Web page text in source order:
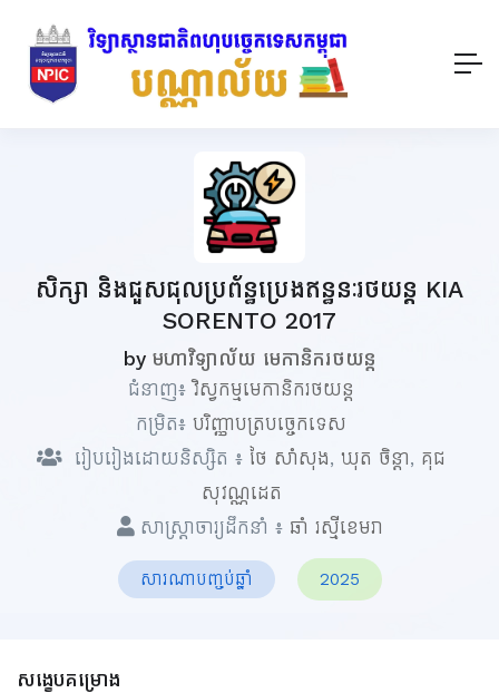
សិក្សា និងជួសជុលប្រព័ន្ធប្រេងឥន្ធនៈរថយន្ត KIA
SORENTO 2017
by មហាវិទ្យាល័យ មេកានិករថយន្ត
ជំនាញ៖វិស្វកម្មមេកានិករថយន្ត
កម្រិត៖ បរិញ្ញាបត្របច្ចេកទេស
រៀបរៀងដោយនិស្សិត ៖ ថៃ សាំសុង, ឃុត ចិន្ដា, គុជ
សុវណ្ណដេត
សាស្ត្រាចារ្យដឹកនាំ ៖ ឆាំ រស្មីខេមរា
សារណាបញ្ចប់ឆ្នាំ 2025
សង្ខេបគម្រោង